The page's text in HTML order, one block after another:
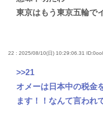
東京はもう東京五輪で
22 : 2025/08/10(日) 10:29:06.31
>>21
オメーは日本中の税金
ます！！なんて言われ